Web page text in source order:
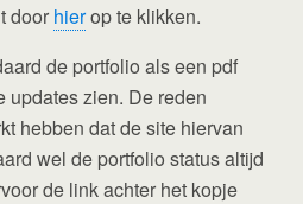
door hierop te klikken.
de portfolio als een pdf
updates zien. De reden
hebben dat de site hiervan
wel de portfolio status altijd
de link achter het kopje